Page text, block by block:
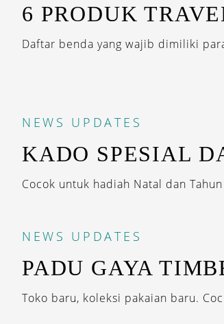
6 PRODUK
Daftar benda yang wajib dimiliki
NEWS UPDATES
KADO SPESIAL
Cocok untuk hadiah Natal dan
NEWS UPDATES
PADU GAYA
Toko baru, koleksi pakaian baru.